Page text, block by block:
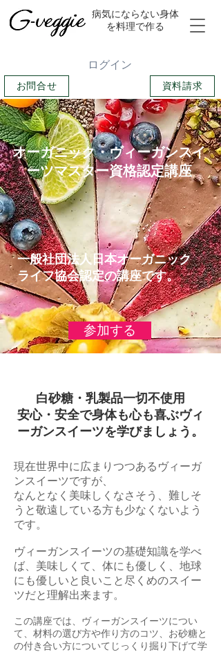
​病気にならない身体
を料理で作る
お問合せ
ログイン
資料請求
オーガニック・ヴィーガンスイ
ーツマスター資格認定講座
​一般社団法人日本オーガニック
ライフ協会認定の講座です。
参加する
白砂糖・乳製品一切不使用
安心・安全で身体も心も喜ぶヴィ
ーガンスイーツを学びましょう。
現在世界中に広まりつつあるヴィーガ
ンスイーツですが、
なんとなく美味しくなさそう、難しそ
うと敬遠している方も少なくないよう
です。
ヴィーガンスイーツの基礎知識を学べ
ば、美味しくて、体にも優しく、地球
にも優しいと良いこと尽くめのスイー
ツだと理解出来ます。
この講座では、ヴィーガンスイーツについ
て、材料の選び方や作り方のコツ、お砂糖と
の付き合い方についてじっくり掘り下げて学